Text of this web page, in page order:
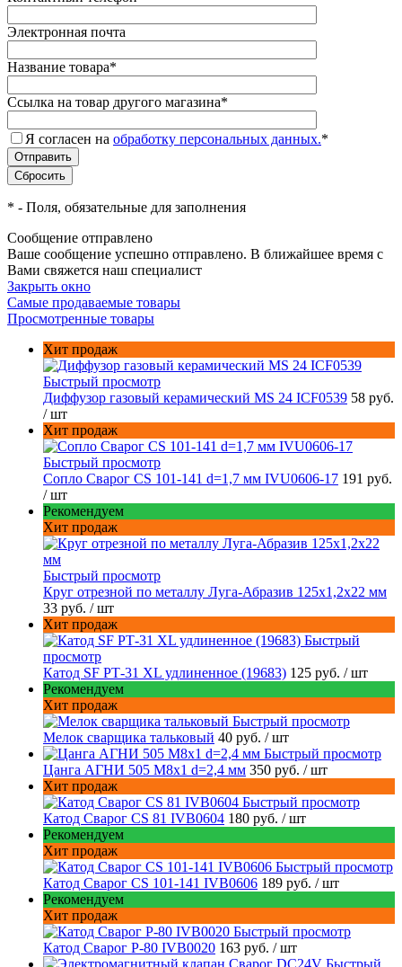
Электронная почта
Название товара*
Ссылка на товар другого магазина*
Я согласен на обработку персональных данных.*
* - Поля, обязательные для заполнения
Сообщение отправлено
Ваше сообщение успешно отправлено. В ближайшее время с
Вами свяжется наш специалист
Закрыть окно
Самые продаваемые товары
Просмотренные товары
Хит продаж
Быстрый просмотр
Диффузор газовый керамический MS 24 ICF0539 58 руб.
/ шт
Хит продаж
Быстрый просмотр
Сопло Сварог CS 101-141 d=1,7 мм IVU0606-17 191 руб.
/ шт
Рекомендуем
Хит продаж
Быстрый просмотр
Круг отрезной по металлу Луга-Абразив 125x1,2x22 мм
33 руб. / шт
Хит продаж
Быстрый
просмотр
Катод SF РТ-31 XL удлиненное (19683) 125 руб. / шт
Рекомендуем
Хит продаж
Быстрый просмотр
Мелок сварщика тальковый 40 руб. / шт
Быстрый просмотр
Цанга АГНИ 505 М8х1 d=2,4 мм 350 руб. / шт
Хит продаж
Быстрый просмотр
Катод Сварог CS 81 IVB0604 180 руб. / шт
Рекомендуем
Хит продаж
Быстрый просмотр
Катод Сварог CS 101-141 IVB0606 189 руб. / шт
Рекомендуем
Хит продаж
Быстрый просмотр
Катод Сварог P-80 IVB0020 163 руб. / шт
Быстрый